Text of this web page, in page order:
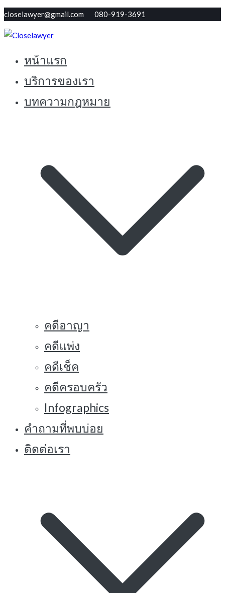
Skip
to
content
closelawyer@gmail.com 080-919-3691
Closelawyer
ทนายใกล้ตัว รับปรึกษากฏหมายฟรี
หน้าแรก
บริการของเรา
บทความกฎหมาย
คดีอาญา
คดีแพ่ง
คดีเช็ค
คดีครอบครัว
Infographics
คำถามที่พบบ่อย
ติดต่อเรา